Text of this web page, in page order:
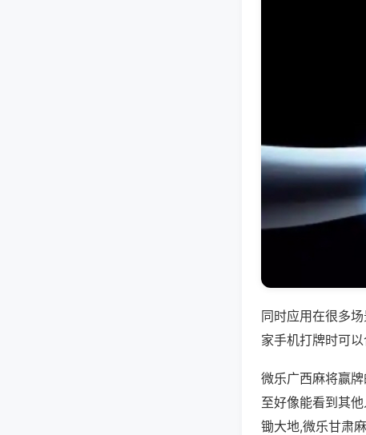
同时应用在很多
家手机打牌时可
微乐广西麻将赢
至好像能看到其
锄大地,微乐甘肃